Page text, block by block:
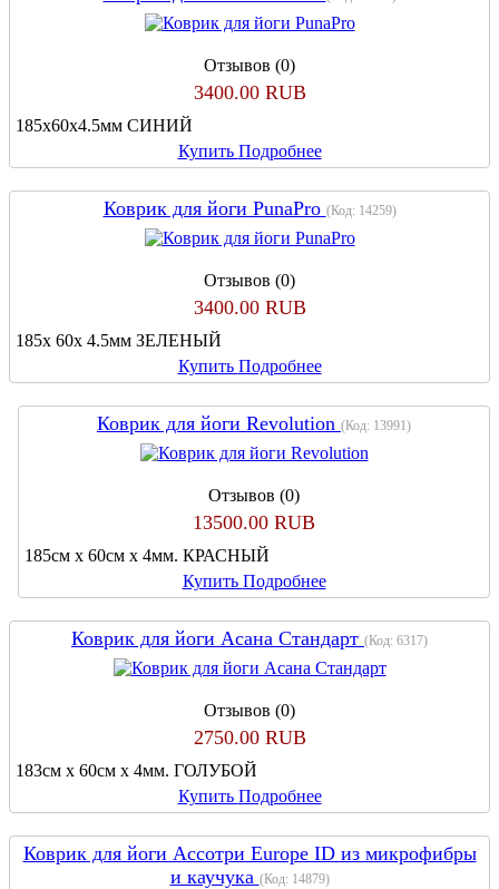
Отзывов (0)
3400.00 RUB
185х60х4.5мм СИНИЙ
Купить Подробнее
Коврик для йоги PunaPro (Код: 14259)
Отзывов (0)
3400.00 RUB
185х 60х 4.5мм ЗЕЛЕНЫЙ
Купить Подробнее
Коврик для йоги Revolution (Код: 13991)
Отзывов (0)
13500.00 RUB
185см х 60см х 4мм. КРАСНЫЙ
Купить Подробнее
Коврик для йоги Асана Стандарт (Код: 6317)
Отзывов (0)
2750.00 RUB
183см х 60см х 4мм. ГОЛУБОЙ
Купить Подробнее
Коврик для йоги Ассотри Europe ID из микрофибры
и каучука (Код: 14879)